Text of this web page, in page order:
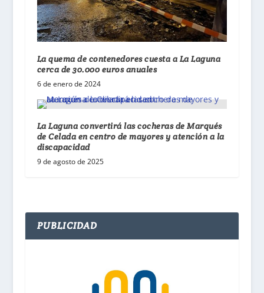
La quema de contenedores cuesta a La Laguna
cerca de 30.000 euros anuales
6 de enero de 2024
La Laguna convertirá las cocheras de Marqués
de Celada en centro de mayores y atención a la
discapacidad
9 de agosto de 2025
PUBLICIDAD